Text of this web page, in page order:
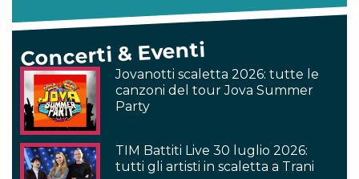
Concerti & Eventi
Jovanotti scaletta 2026: tutte le
canzoni del tour Jova Summer
Party
TIM Battiti Live 30 luglio 2026:
tutti gli artisti in scaletta a Trani